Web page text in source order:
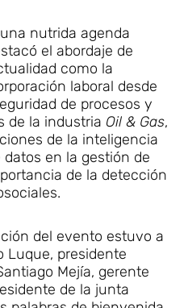
nutrida agenda
el abordaje de
como la
laboral desde
de procesos y
de la industria Oil & Gas,
de la inteligencia
en la gestión de
de la detección
del evento estuvo a
Luque, presidente
Mejía, gerente
de la junta